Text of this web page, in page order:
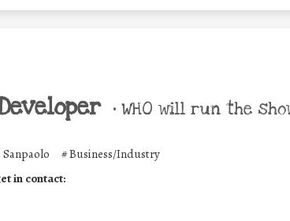
• WHO will run the
Sanpaolo #Business/Industry
in contact: